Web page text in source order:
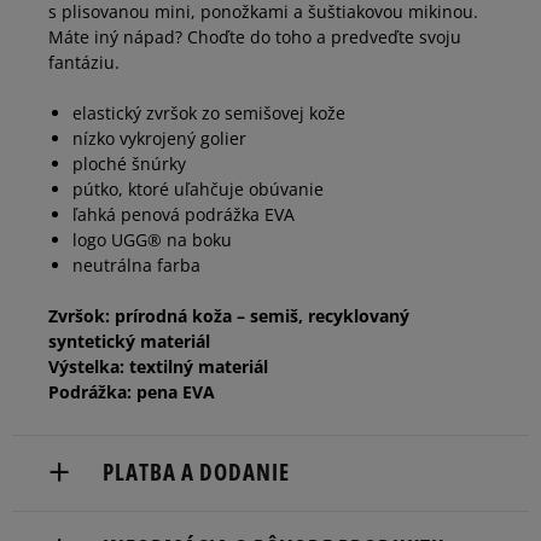
s plisovanou mini, ponožkami a šuštiakovou mikinou.
Máte iný nápad? Choďte do toho a predveďte svoju
fantáziu.
elastický zvršok zo semišovej kože
nízko vykrojený golier
ploché šnúrky
pútko, ktoré uľahčuje obúvanie
ľahká penová podrážka EVA
logo UGG® na boku
neutrálna farba
Zvršok: prírodná koža – semiš, recyklovaný
syntetický materiál
Výstelka: textilný materiál
Podrážka: pena EVA
PLATBA A DODANIE